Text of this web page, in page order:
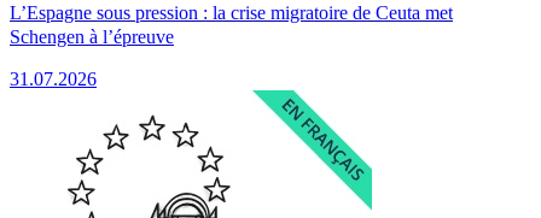
L’Espagne sous pression : la crise migratoire de Ceuta met
Schengen à l’épreuve
31.07.2026